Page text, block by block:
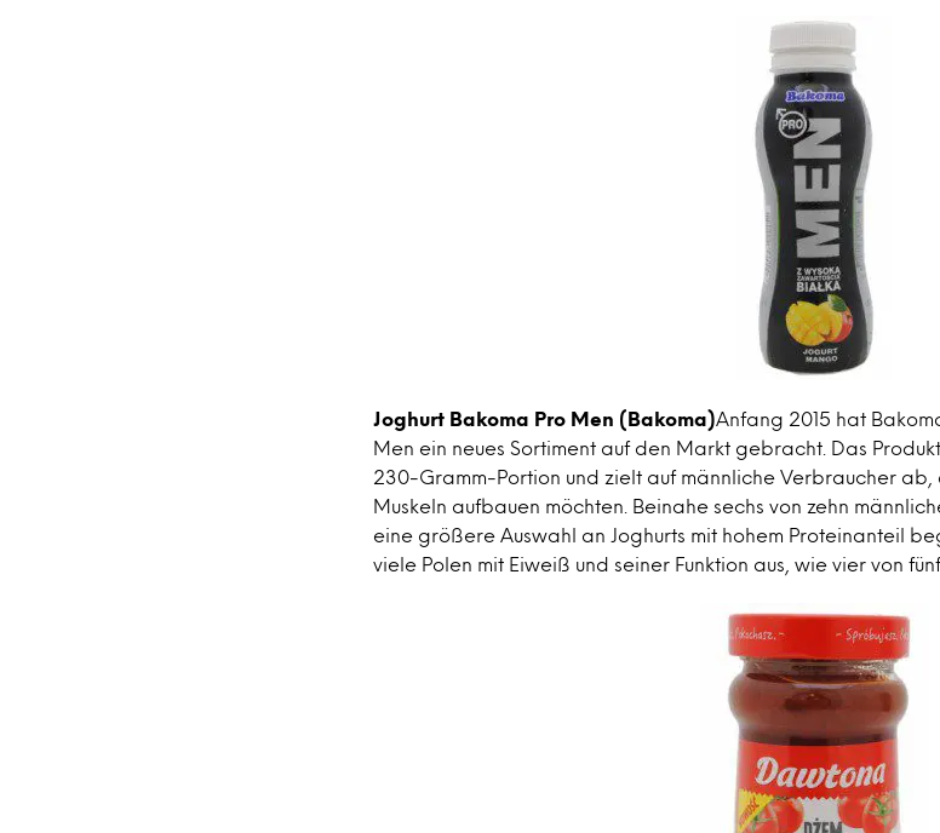
Joghurt Bakoma Pro Men (Bakoma)Anfang 2015 hat
Men ein neues Sortiment auf den Markt gebracht. Das
230-Gramm-Portion und zielt auf männliche Verbraucher ab,
Muskeln aufbauen möchten. Beinahe sechs von zehn
eine größere Auswahl an Joghurts mit hohem Proteinanteil
viele Polen mit Eiweiß und seiner Funktion aus, wie vier von